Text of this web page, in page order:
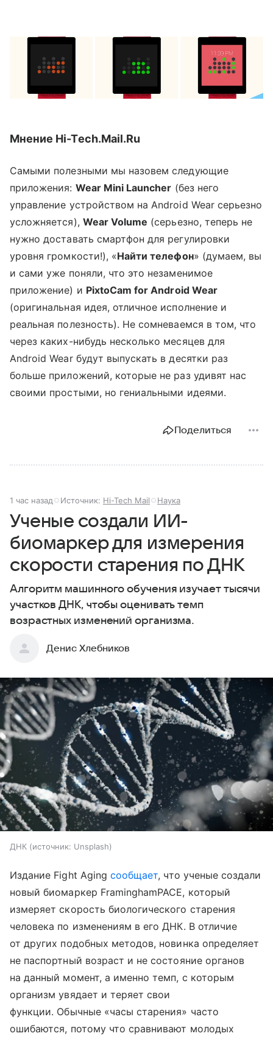
Мнение Hi-Tech.Mail.Ru
Самыми полезными мы назовем следующие
приложения: Wear Mini Launcher (без него
управление устройством на Android Wear серьезно
усложняется), Wear Volume (серьезно, теперь не
нужно доставать смартфон для регулировки
уровня громкости!), «Найти телефон» (думаем, вы
и сами уже поняли, что это незаменимое
приложение) и PixtoCam for Android Wear
(оригинальная идея, отличное исполнение и
реальная полезность). Не сомневаемся в том, что
через каких-нибудь несколько месяцев для
Android Wear будут выпускать в десятки раз
больше приложений, которые не раз удивят нас
своими простыми, но гениальными идеями.
Поделиться
1 час назад Источник: Hi-Tech Mail Наука
Ученые создали ИИ-
биомаркер для измерения
скорости старения по ДНК
Алгоритм машинного обучения изучает тысячи
участков ДНК, чтобы оценивать темп
возрастных изменений организма.
Денис Хлебников
ДНК источник: Unsplash
Издание Fight Aging сообщает, что ученые создали
новый биомаркер FraminghamPACE, который
измеряет скорость биологического старения
человека по изменениям в его ДНК. В отличие
от других подобных методов, новинка определяет
не паспортный возраст и не состояние органов
на данный момент, а именно темп, с которым
организм увядает и теряет свои
функции. Обычные «часы старения» часто
ошибаются, потому что сравнивают молодых